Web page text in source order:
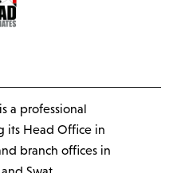
a professional
its Head Office in
branch offices in